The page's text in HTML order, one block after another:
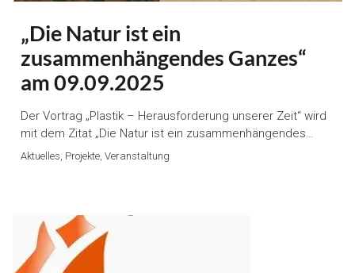
„Die Natur ist ein
zusammenhängendes Ganzes“
am 09.09.2025
Der Vortrag „Plastik – Herausforderung unserer Zeit“ wird
mit dem Zitat „Die Natur ist ein zusammenhängendes…
Aktuelles, Projekte, Veranstaltung